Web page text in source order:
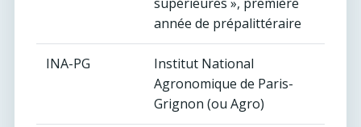
année de prépalittéraire
INA-PG
Institut National
Agronomique de Paris-
Grignon (ou Agro)